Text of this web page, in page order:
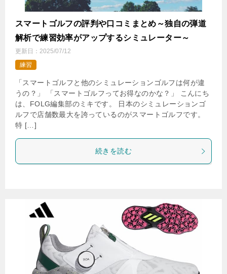
スマートゴルフの評判や口コミまとめ～独自の弾道
解析で練習効率がアップするシミュレーター～
更新日： 2025/07/12
練習
「スマートゴルフと他のシミュレーションゴルフは何が違
うの？」 「スマートゴルフってお得なのかな？」 こんにち
は、FOLG編集部のミキです。 日本のシミュレーションゴ
ルフで店舗数最大を誇っているのがスマートゴルフです。
特 […]
続きを読む